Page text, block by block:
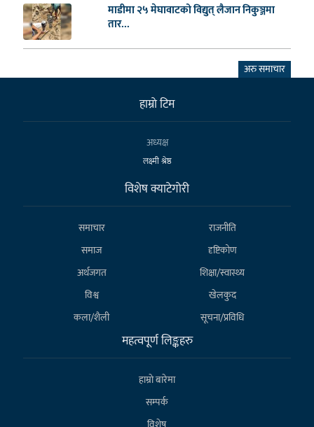
माडीमा २५ मेघावाटको विद्युत् लैजान निकुञ्जमा
तार...
अरु समाचार
हाम्राे टिम
अध्यक्ष
लक्ष्मी श्रेष्ठ
विशेष क्याटेगाेरी
समाचार
राजनीति
समाज
दृष्टिकोण
अर्थजगत
शिक्षा/स्वास्थ्य
विश्व
खेलकुद
कला/शैली
सूचना/प्रविधि
महत्वपूर्ण लिङ्कहरु
हाम्राे बारेमा
सम्पर्क